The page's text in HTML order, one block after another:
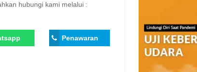
hubungi kami melalui :
Penawaran